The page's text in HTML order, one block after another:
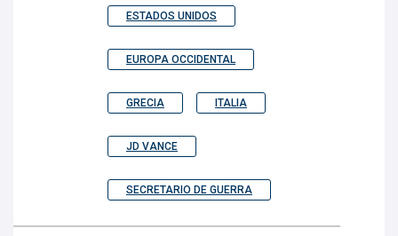
ESTADOS UNIDOS
EUROPA OCCIDENTAL
GRECIA ITALIA
JD VANCE
SECRETARIO DE GUERRA